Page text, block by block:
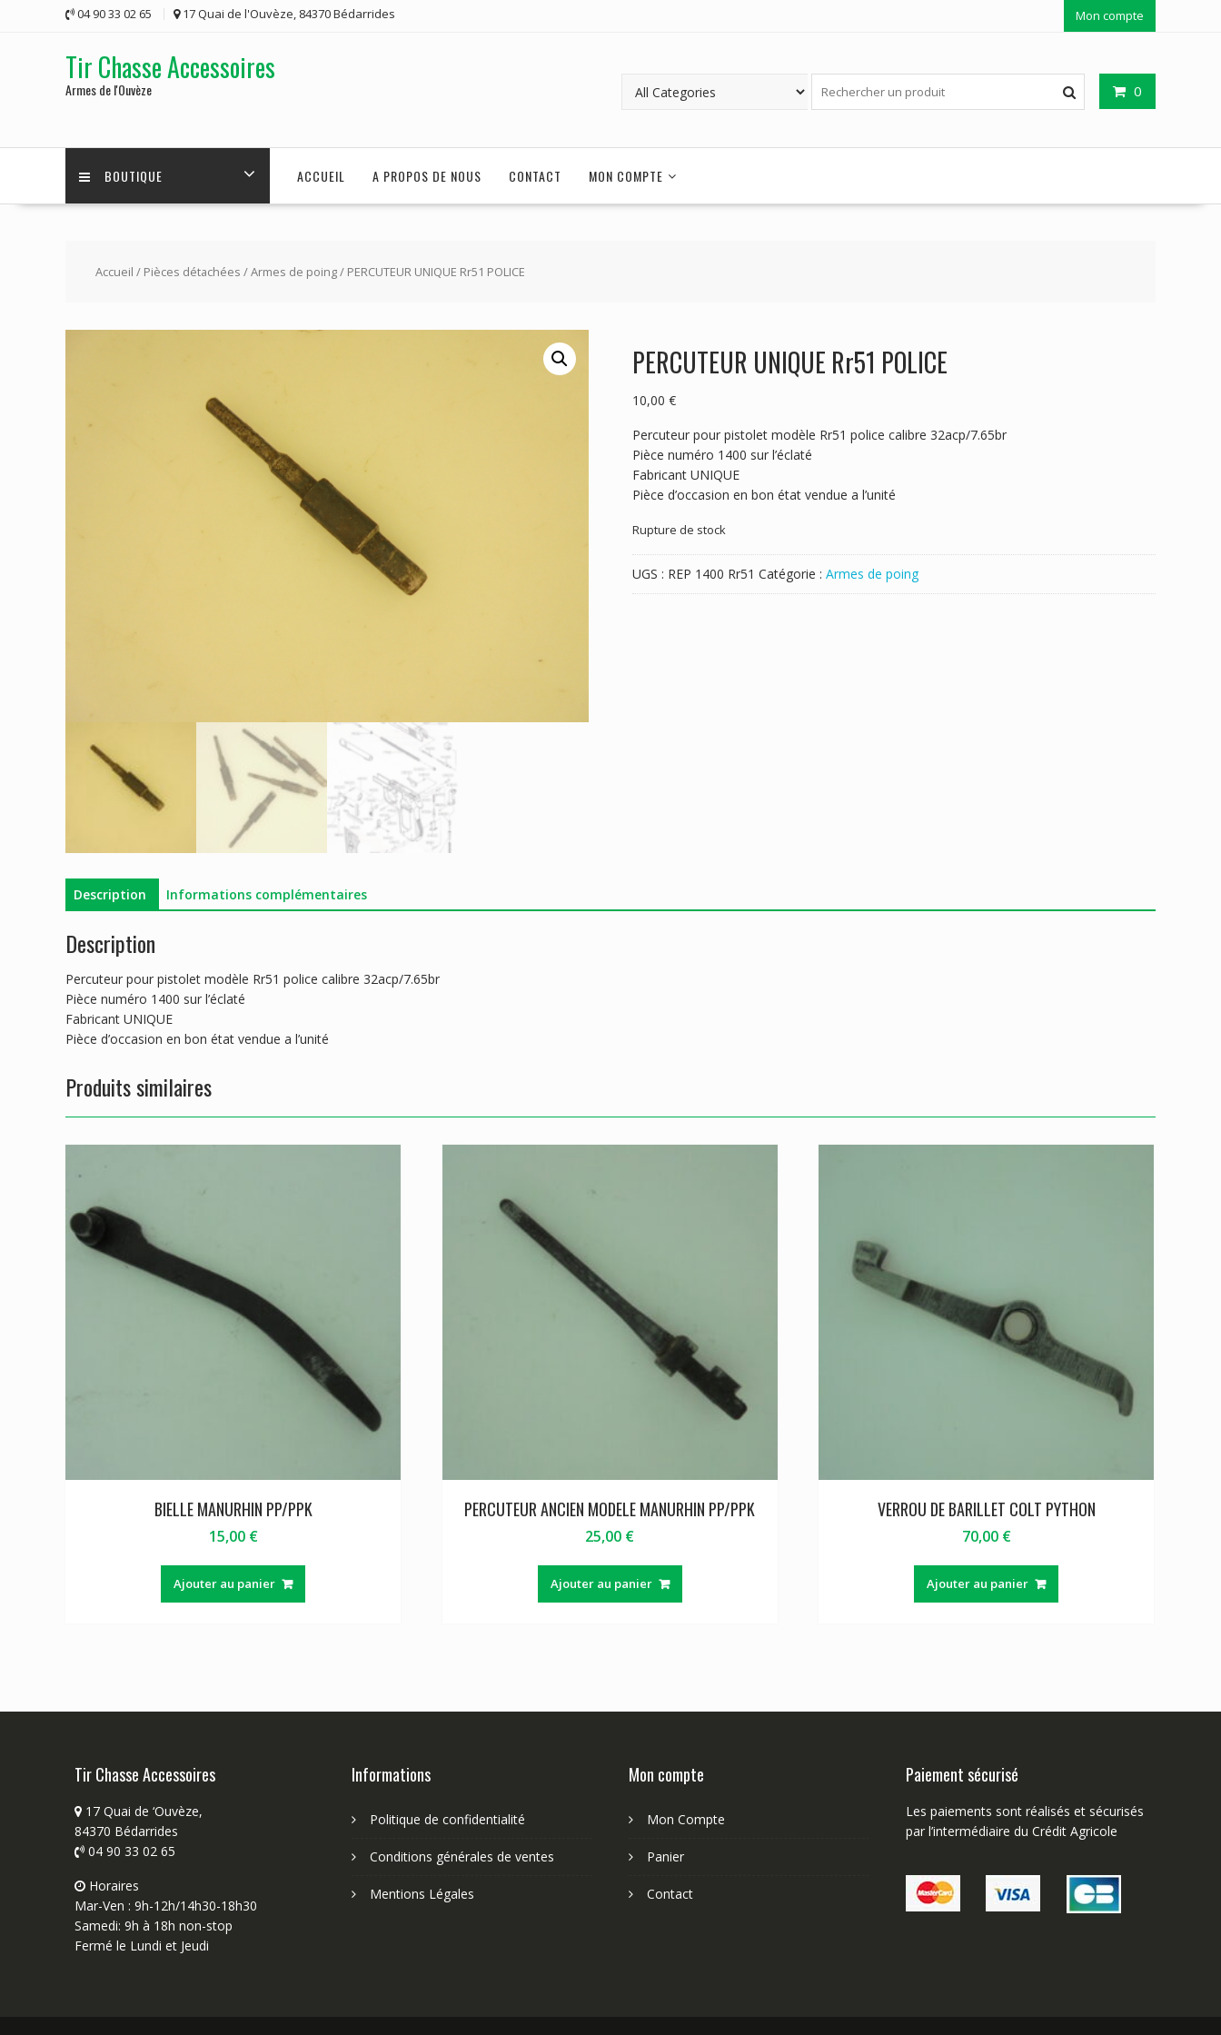
04 90 33 02 65 17 Quai de l'Ouvèze, 84370 Bédarrides Mon compte
Tir Chasse Accessoires
Armes de l'Ouvèze 0
BOUTIQUE ACCUEIL A PROPOS DE NOUS CONTACT MON COMPTE
Accueil / Pièces détachées /Armes de poing/ PERCUTEUR UNIQUE Rr51 POLICE
PERCUTEUR UNIQUE Rr51 POLICE
10,00 €
Percuteur pour pistolet modèle Rr51 police calibre 32acp/7.65br
Pièce numéro 1400 sur l’éclaté
Fabricant UNIQUE
Pièce d’occasion en bon état vendue a l’unité
Rupture de stock
UGS : REP 1400 Rr51 Catégorie : Armes de poing
Description Informations complémentaires
Description
Percuteur pour pistolet modèle Rr51 police calibre 32acp/7.65br
Pièce numéro 1400 sur l’éclaté
Fabricant UNIQUE
Pièce d’occasion en bon état vendue a l’unité
Produits similaires
BIELLE MANURHIN PP/PPK
15,00 €
Ajouter au panier
PERCUTEUR ANCIEN MODELE MANURHIN PP/PPK
25,00 €
Ajouter au panier
VERROU DE BARILLET COLT PYTHON
70,00 €
Ajouter au panier
Tir Chasse Accessoires
17 Quai de ‘Ouvèze,
84370 Bédarrides
04 90 33 02 65
Horaires
Mar-Ven : 9h-12h/14h30-18h30
Samedi: 9h à 18h non-stop
Fermé le Lundi et Jeudi
Informations
Politique de confidentialité
Conditions générales de ventes
Mentions Légales
Mon compte
Mon Compte
Panier
Contact
Paiement sécurisé
Les paiements sont réalisés et sécurisés
par l’intermédiaire du Crédit Agricole